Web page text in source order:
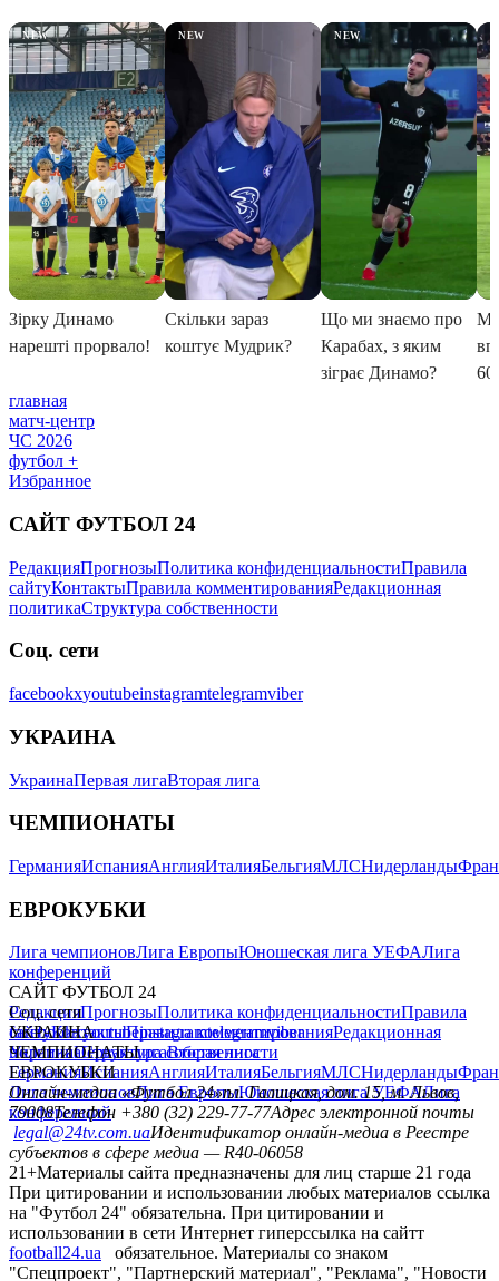
главная
матч-центр
ЧС 2026
футбол +
Избранное
САЙТ ФУТБОЛ 24
РедакцияПрогнозыПолитика конфиденциальностиПравила
сайтуКонтактыПравила комментированияРедакционная
политикаСтруктура собственности
Соц. сети
facebookxyoutubeinstagramtelegramviber
УКРАИНА
УкраинаПервая лигаВторая лига
ЧЕМПИОНАТЫ
ГерманияИспанияАнглияИталияБельгияМЛСНидерланды
ЕВРОКУБКИ
Лига чемпионовЛига ЕвропыЮношеская лига УЕФАЛига
конференций
САЙТ ФУТБОЛ 24
РедакцияПрогнозыПолитика конфиденциальностиПравила
сайтуКонтактыПравила комментированияРедакционная
политикаСтруктура собственности
Соц. сети
facebookxyoutubeinstagramtelegramviber
УКРАИНА
УкраинаПервая лигаВторая лига
ЧЕМПИОНАТЫ
ГерманияИспанияАнглияИталияБельгияМЛСНидерланды
ЕВРОКУБКИ
Лига чемпионовЛига ЕвропыЮношеская лига УЕФАЛига
конференций
Онлайн-медиа «Футбол 24»пл. Галицкая, дом. 15, м. Львов,
79008Телефон +380 (32) 229-77-77Адрес электронной почты
legal@24tv.com.uaИдентификатор онлайн-медиа в Реестре
субъектов в сфере медиа — R40-06058
21+Материалы сайта предназначены для лиц старше 21 года
При цитировании и использовании любых материалов ссылка
на "Футбол 24" обязательна. При цитировании и
использовании в сети Интернет гиперссылка на сайтт
football24.ua
обязательное. Материалы со знаком
"Спецпроект", "Партнерский материал", "Реклама", "Новости